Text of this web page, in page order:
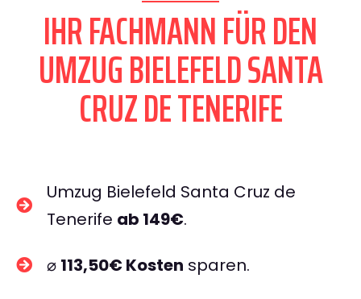
IHR FACHMANN FÜR DEN
UMZUG BIELEFELD SANTA
CRUZ DE TENERIFE
Umzug Bielefeld Santa Cruz de
Tenerife ab 149€.
⌀ 113,50€ Kosten sparen.